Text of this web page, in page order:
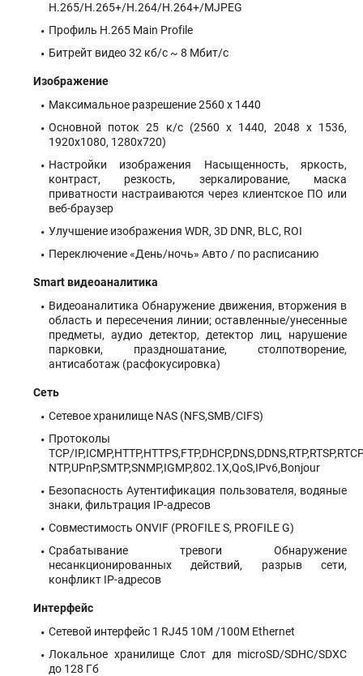
H.265/H.265+/H.264/H.264+/MJPEG
Профиль H.265 Main Profile
Битрейт видео 32 кб/с ~ 8 Мбит/с
Изображение
Максимальное разрешение 2560 x 1440
Основной поток 25 к/с (2560 x 1440, 2048 x 1536,
1920x1080, 1280x720)
Настройки изображения Насыщенность, яркость,
контраст, резкость, зеркалирование, маска
приватности настраиваются через клиентское ПО или
веб-браузер
Улучшение изображения WDR, 3D DNR, BLC, ROI
Переключение «День/ночь» Авто / по расписанию
Smart видеоаналитика
Видеоаналитика Обнаружение движения, вторжения в
область и пересечения линии; оставленные/унесенные
предметы, аудио детектор, детектор лиц, нарушение
парковки, праздношатание, столпотворение,
антисаботаж (расфокусировка)
Сеть
Сетевое хранилище NAS (NFS,SMB/CIFS)
Протоколы
TCP/
NTP,UPnP,SMTP,SNMP,IGMP,802.1X,QoS,IPv6,Bonjour
Безопасность Аутентификация пользователя, водяные
знаки, фильтрация IP-адресов
Совместимость ONVIF (PROFILE S, PROFILE G)
Срабатывание тревоги Обнаружение
несанкционированных действий, разрыв сети,
конфликт IP-адресов
Интерфейс
Сетевой интерфейс 1 RJ45 10M /100M Ethernet
Локальное хранилище Слот для microSD/SDHC/SDXC
до 128 Гб